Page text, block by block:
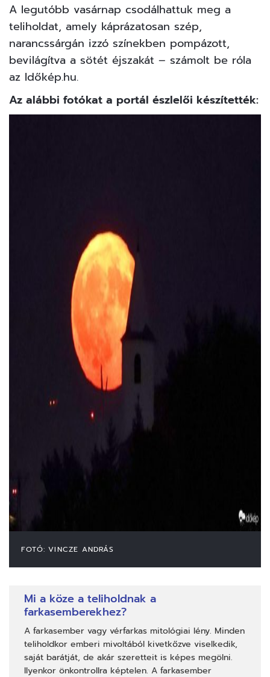
A legutóbb vasárnap csodálhattuk meg a
teliholdat, amely káprázatosan szép,
narancssárgán izzó színekben pompázott,
bevilágítva a sötét éjszakát – számolt be róla
az Időkép.hu.
Az alábbi fotókat a portál észlelői készítették:
FOTÓ: VINCZE ANDRÁS
Mi a köze a teliholdnak a
farkasemberekhez?
A farkasember vagy vérfarkas mitológiai lény. Minden
teliholdkor emberi mivoltából kivetkőzve viselkedik,
saját barátját, de akár szeretteit is képes megölni.
Ilyenkor önkontrollra képtelen. A farkasember